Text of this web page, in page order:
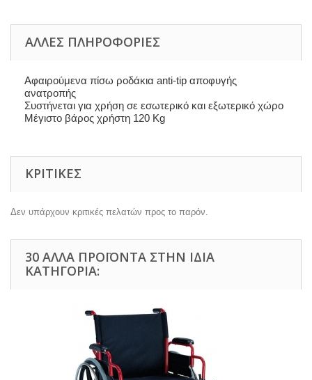
ΆΛΛΕΣ ΠΛΗΡΟΦΟΡΊΕΣ
Αφαιρούμενα πίσω ροδάκια anti-tip αποφυγής
ανατροπής
Συστήνεται για χρήση σε εσωτερικό και εξωτερικό χώρο
Μέγιστο βάρος χρήστη 120 Kg
ΚΡΙΤΙΚΈΣ
Δεν υπάρχουν κριτικές πελατών προς το παρόν.
30 ΆΛΛΑ ΠΡΟΪΌΝΤΑ ΣΤΗΝ ΊΔΙΑ
ΚΑΤΗΓΟΡΊΑ: